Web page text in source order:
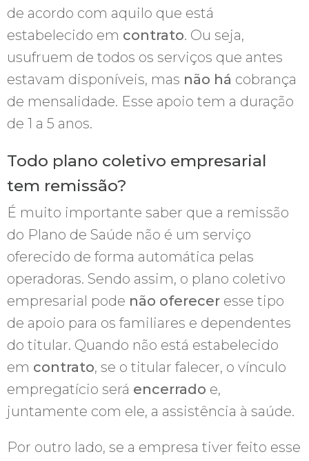
de acordo com aquilo que está
estabelecido em contrato. Ou seja,
usufruem de todos os serviços que antes
estavam disponíveis, mas não há cobrança
de mensalidade. Esse apoio tem a duração
de 1 a 5 anos.
Todo plano coletivo empresarial
tem remissão?
É muito importante saber que a remissão
do Plano de Saúde não é um serviço
oferecido de forma automática pelas
operadoras. Sendo assim, o plano coletivo
empresarial pode não oferecer esse tipo
de apoio para os familiares e dependentes
do titular. Quando não está estabelecido
em contrato, se o titular falecer, o vínculo
empregatício será encerrado e,
juntamente com ele, a assistência à saúde.
Por outro lado, se a empresa tiver feito esse